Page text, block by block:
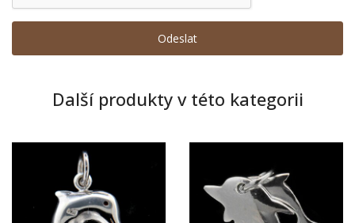
Další produkty v této kategorii